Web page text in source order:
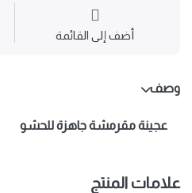
أضف إلى القائمة
وصف
عجينة مقرمشة جاهزة للحشو
علامات المنتج